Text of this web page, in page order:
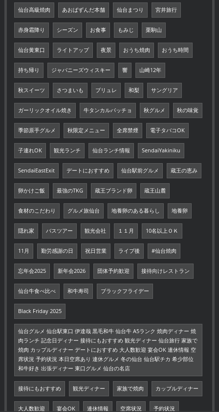
仙台高級焼肉 あおばずんだ本舗 仙台まつり 宮井旅行
赤身霜降り シーズン お食事 もみじ 栗駒山
仙台黄東口 ライトアップ 夜景 おうち焼肉 おうち時間
持ち帰り ジャパニーズウィスキー 響 山崎12年
秋スイーツ さつまいも ブリュレ 和梨 サングリア
ガーリックオイル焼き 牛タンカルパッチョ 秋グルメ 秋の味覚
季節原手グルメ 秋限定メニュー 全席禁煙 電子タバコOK
子連れOK 観光ランチ 仙台ランチ情報 SendaiYakiniku
SendaiEastExit デートにおすすめ 仙台駅前グルメ 蔵王の恵み
卵かけご飯 最強のTKG 蔵王ブランド卵 蔵王山麓
食材のこだわり グルメ旅仙台 地養卵のある暮らし 地養卵
隠れ家 バスツアー 観光会社 １１月 10名以上ＯＫ
11月 勤労感謝の日 祝日営業 ライブ後 #仙台焼肉
忘年会2025 新年会2026 団体予約歓迎 接待向けレストラン
仙台牛食べ比べ 和牛寿司 ブラックフライデー
Black Friday 2025
仙台グルメ 仙台駅東口 伊達哉 黒毛和牛 仙台牛 A5ランク 焼肉ディナー 焼
肉ランチ 記念日ディナー 接待にもおすすめ 観光ディナー 仙台旅行 家族で
焼肉 カップルディナー デートにおすすめ 大人数歓迎 宴会OK 連休情報 空
席状況 予約状況 本日空席あり 連休グルメ 冬の仙台 仙台駅チカ 希少部位
和牛好き 出張ディナー 東口グルメ 仙台の名店
接待にもおすすめ 観光ディナー 家族で焼肉 カップルディナー
大人数歓迎 宴会OK 連休情報 空席状況 予約状況